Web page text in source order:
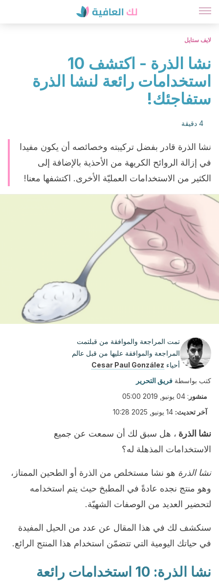
لايف ستايل
نشا الذرة - اكتشف 10
استخدامات رائعة لنشا الذرة
ستفاجئك!
4 دقيقة
نشا الذرة قادر بفضل تركيبته وخصائصه أن يكون مفيدا
في إزالة الروائح الكريهة من الأحذية بالإضافة إلى
الكثير من الاستخدامات العمليّة الأخرى. اكتشفها معنا!
تمت المراجعة والموافقة من قبلتمت
المراجعة والموافقة عليها من قبل عالم
أحياء Cesar Paul González
كتب بواسطة فريق التحرير
منشور : 04 يونيو, 2019 05:00
آخر تحديث: 14 يونيو, 2025 10:28
نشا الذرة ، هل سبق لك أن سمعت عن جميع
الاستخدامات المذهلة له؟
نشا الذرة هو نشا مستخلص من الذرة أو الطحين الممتاز،
وهو منتج نجده عادةً في المطبخ حيث يتم استخدامه
لتحضير العديد من الوصفات الشهيّة.
سنكشف لك في هذا المقال عن عدد من الحيل المفيدة
في حياتك اليومية التي تتضمّن استخدام هذا المنتج الرائع.
نشا الذرة: 10 استخدامات رائعة